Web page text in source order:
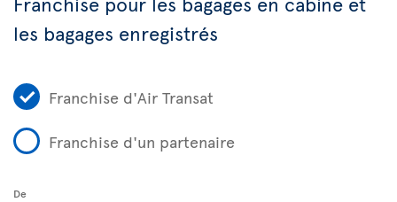
les bagages enregistrés
Franchise d'Air Transat
Franchise d'un partenaire
De